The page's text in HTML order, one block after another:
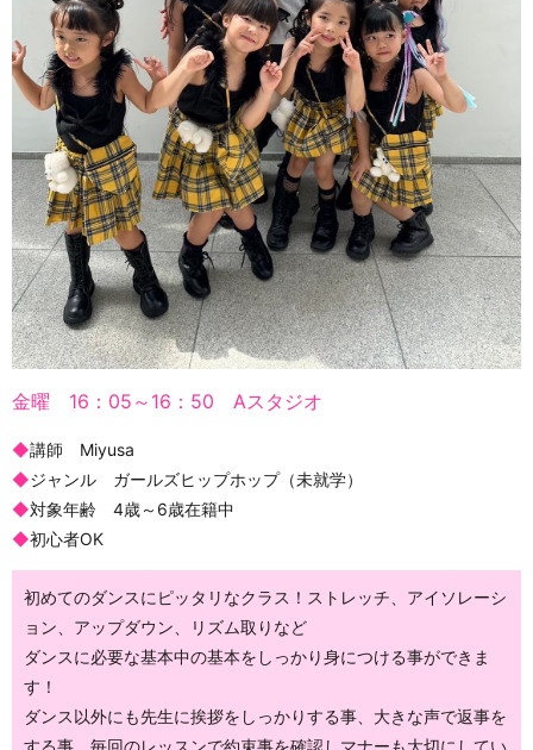
金曜 16：05～16：50 Aスタジオ
◆講師 Miyusa
◆ジャンル ガールズヒップホップ（未就学）
◆対象年齢 4歳～6歳在籍中
◆初心者OK
初めてのダンスにピッタリなクラス！ストレッチ、アイソレーシ
ョン、アップダウン、リズム取りなど
ダンスに必要な基本中の基本をしっかり身につける事ができま
す！
ダンス以外にも先生に挨拶をしっかりする事、大きな声で返事を
する事、毎回のレッスンで約束事を確認しマナーも大切にしてい